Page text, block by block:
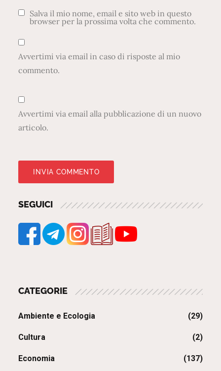
Salva il mio nome, email e sito web in questo
browser per la prossima volta che commento.
Avvertimi via email in caso di risposte al mio
commento.
Avvertimi via email alla pubblicazione di un nuovo
articolo.
SEGUICI
CATEGORIE
Ambiente e Ecologia (29)
Cultura (2)
Economia (137)